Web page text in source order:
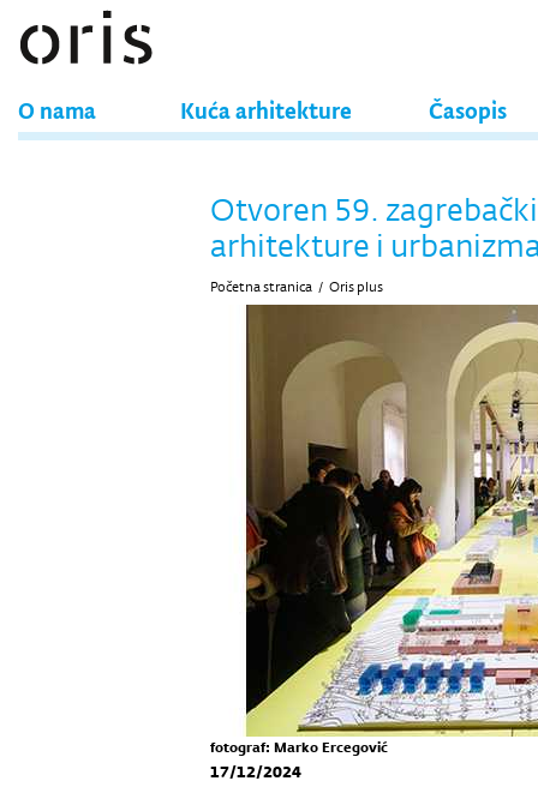
O nama Kuća arhitekture Časopis
Otvoren 59.
arhitekture i
Početna stranica / Oris plus
fotograf: Marko Ercegović
17/12/2024